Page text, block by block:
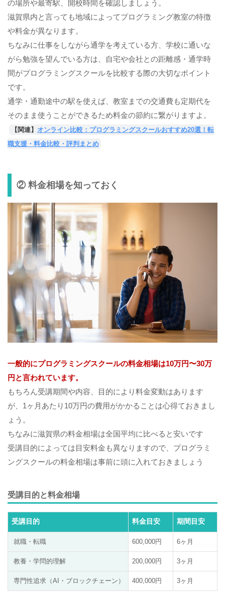
の場所や最寄駅、開校時間を確認しましょう。
滋賀県内と言っても地域によってプログラミング教室の特徴
や料金が異なります。
ちなみに仕事をしながら通学を考えている方、学校に通いな
がら勉強を望んでいる方は、自宅や会社との距離感・通学時
間がプログラミングスクールを比較する際の大切なポイント
です。
通学・通勤途中の駅を使えば、教室までの交通費も定期代を
そのまま使うことができるため料金の節約に繋がりますよ。
【関連】 オンライン比較：プログラミングスクールおすすめ20選！転
職支援・料金比較・評判まとめ
② 料金相場を知っておく
一般的にプログラミングスクールの料金相場は10万円〜30万
円と言われています。
もちろん受講期間や内容、目的により料金変動はあります
が、1ヶ月あたり10万円の費用がかかることは心得ておきまし
ょう。
ちなみに滋賀県の料金相場は全国平均に比べると安いです
受講目的によっては目安料金も異なりますので、プログラミ
ングスクールの料金相場は事前に頭に入れておきましょう
受講目的と料金相場
受講目的 料金目安 期間目安
就職・転職 600,000円 6ヶ月
教養・学問的理解 200,000円 3ヶ月
専門性追求（AI・ブロックチェーン） 400,000円 3ヶ月